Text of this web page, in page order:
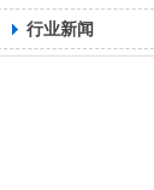
行业新闻